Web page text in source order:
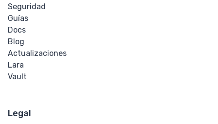
Seguridad
Guías
Docs
Blog
Actualizaciones
Lara
Vault
Legal